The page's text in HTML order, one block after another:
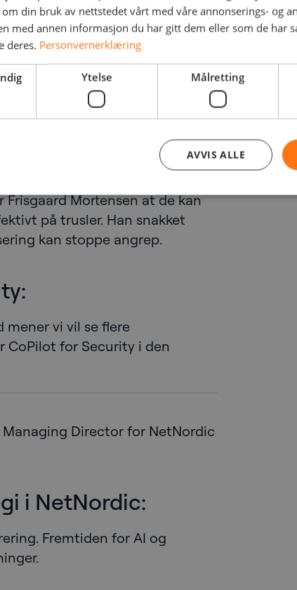
compliance:
investering i sikkerhet. Frisgaard
landskapet.
Mortensen at de kan
på trusler. Han snakket
kan stoppe angrep.
mener vi vil se flere
CoPilot for Security i den
Director for NetNordic
i NetNordic:
Fremtiden for AI og
din bruk av nettstedet vårt med våre annonserings- og
med annen informasjon du har gitt dem eller som de har
deres. Personvernerklæring
Ytelse Målretting
AVVIS ALLE